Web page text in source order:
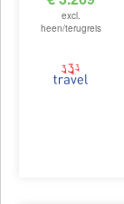
excl.
heen/terugreis